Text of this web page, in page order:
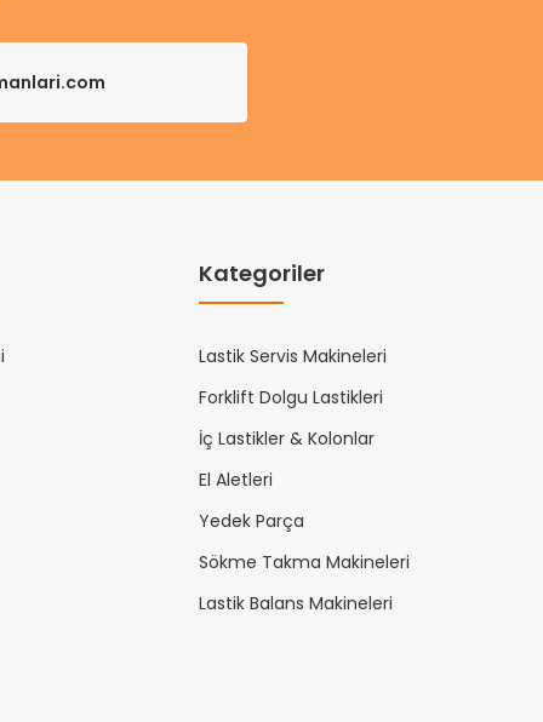
Kategoriler
Lastik Servis Makineleri
Forklift Dolgu Lastikleri
İç Lastikler & Kolonlar
El Aletleri
Yedek Parça
Sökme Takma Makineleri
Lastik Balans Makineleri